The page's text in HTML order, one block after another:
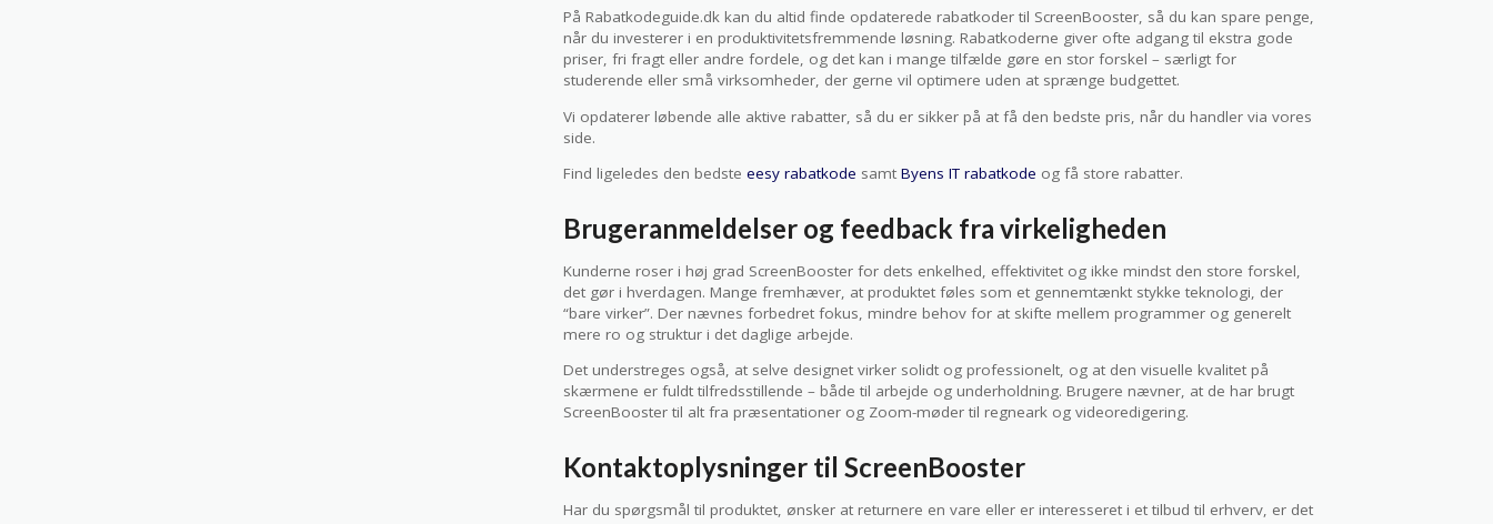
På Rabatkodeguide.dk kan du altid finde opdaterede rabatkoder til ScreenBooster, så du kan spare penge,
når du investerer i en produktivitetsfremmende løsning. Rabatkoderne giver ofte adgang til ekstra gode
priser, fri fragt eller andre fordele, og det kan i mange tilfælde gøre en stor forskel – særligt for
studerende eller små virksomheder, der gerne vil optimere uden at sprænge budgettet.
Vi opdaterer løbende alle aktive rabatter, så du er sikker på at få den bedste pris, når du handler via vores
side.
Find ligeledes den bedste eesy rabatkode samt Byens IT rabatkode og få store rabatter.
Brugeranmeldelser og feedback fra virkeligheden
Kunderne roser i høj grad ScreenBooster for dets enkelhed, effektivitet og ikke mindst den store forskel,
det gør i hverdagen. Mange fremhæver, at produktet føles som et gennemtænkt stykke teknologi, der
“bare virker”. Der nævnes forbedret fokus, mindre behov for at skifte mellem programmer og generelt
mere ro og struktur i det daglige arbejde.
Det understreges også, at selve designet virker solidt og professionelt, og at den visuelle kvalitet på
skærmene er fuldt tilfredsstillende – både til arbejde og underholdning. Brugere nævner, at de har brugt
ScreenBooster til alt fra præsentationer og Zoom-møder til regneark og videoredigering.
Kontaktoplysninger til ScreenBooster
Har du spørgsmål til produktet, ønsker at returnere en vare eller er interesseret i et tilbud til erhverv, er det